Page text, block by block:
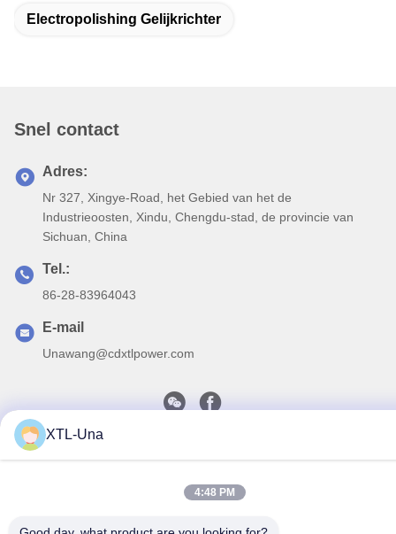
Electropolishing Gelijkrichter
Snel contact
Adres:
Nr 327, Xingye-Road, het Gebied van het de
Industrieoosten, Xindu, Chengdu-stad, de provincie van
Sichuan, China
Tel.:
86-28-83964043
E-mail
Unawang@cdxtlpower.com
Privacybeleid|Sitemap| De Goede Kwaliteit van China
Galvaniserende voeding Leverancier. Copyright © 2019-2026
Chengdu Xingtongli Power Supply Equipment Co., Ltd. . Alle
rechten voorbehoudena.
XTL-Una
4:48 PM